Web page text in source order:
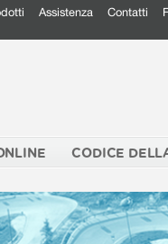
Assistenza Contatti
CODICE